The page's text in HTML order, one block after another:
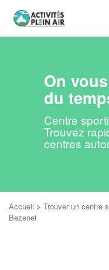
On
du
Centre
Trouvez
centres
Accueil > Trouver un centre
Bezenet